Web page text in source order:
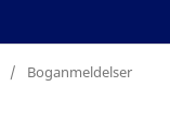
/ Boganmeldelser